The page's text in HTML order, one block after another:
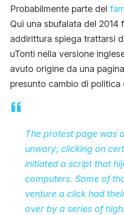
Probabilmente parte del
Qui una sbufalata del 2014
addirittura spiega trattarsi
uTonti nella versione
avuto origine da una
presunto cambio di politica
The protest page was
unwary; clicking on
initiated a script that
computers. Some of
venture a click had
over by a series of